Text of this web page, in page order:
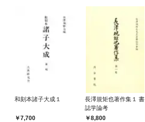
和刻本諸子大成１
7,700
長澤規矩也著作集１ 書
誌学論考
8,800